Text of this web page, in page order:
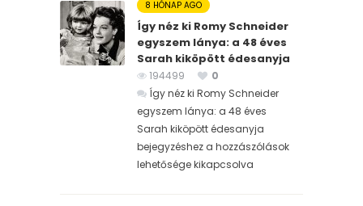
8 HÓNAP AGO
Így néz ki Romy Schneider
egyszem lánya: a 48 éves
Sarah kiköpött édesanyja
194499
0
Így néz ki Romy Schneider
egyszem lánya: a 48 éves
Sarah kiköpött édesanyja
bejegyzéshez a hozzászólások
lehetősége kikapcsolva